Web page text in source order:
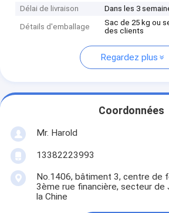
Délai de livraison
Dans les 3
Détails d'emballage
Sac de 25 kg ou
des clients
Regardez plus
Coordonnées
Mr. Harold
13382223993
No.1406, bâtiment 3, centre de
3ème rue financière, secteur de
la Chine